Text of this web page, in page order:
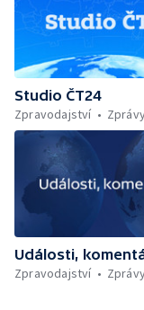
Studio ČT24
Zpravodajství
Události,
Zpravodajství